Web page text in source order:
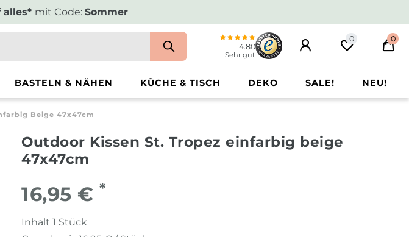
alles* mit Code: Sommer
4.80
Sehr gut
0 0
BASTELN & NÄHEN KÜCHE & TISCH DEKO SALE! NEU!
Beige 47x47cm
Outdoor Kissen St. Tropez einfarbig beige
47x47cm
16,95 € *
Inhalt 1 Stück